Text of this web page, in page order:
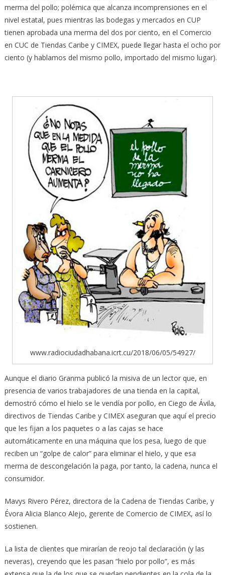
merma del pollo; polémica que alcanza incomprensiones en el
nivel estatal, pues mientras las bodegas y mercados en CUP
tienen aprobada una merma del dos por ciento, en el Comercio
en CUC de Tiendas Caribe y CIMEX, puede llegar hasta el ocho por
ciento (y hablamos del mismo pollo, importado del mismo lugar).
www.radiociudadhabana.icrt.cu/2018/06/05/54927/
Aunque el diario Granma publicó la misiva de un lector que, en
presencia de varios trabajadores de una tienda en la capital,
demostró cómo el hielo se le vendía por pollo, en Ciego de Ávila,
directivos de Tiendas Caribe y CIMEX aseguran que aquí el precio
que les fijan a los paquetes o a las cajas se hace
automáticamente en una máquina que los pesa, luego de que
reciben un “golpe de calor” para eliminar el hielo, y que esa
merma de descongelación la paga, por tanto, la cadena, nunca el
consumidor.
Mavys Rivero Pérez, directora de la Cadena de Tiendas Caribe, y
Évora Alicia Blanco Alejo, gerente de Comercio de CIMEX, así lo
sostienen.
La lista de clientes que mirarían de reojo tal declaración (y las
neveras), creyendo que les pasan “hielo por pollo”, es más